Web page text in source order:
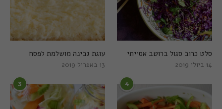
עוגת גבינה מושלמת לפסח
13 באפריל 2019
סלט כרוב סגול ברוטב אסייתי
14 ביולי 2019
3 4